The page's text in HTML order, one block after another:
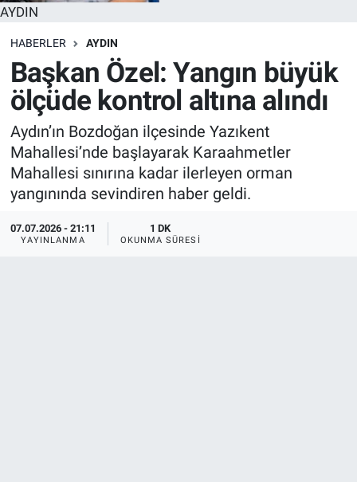
AYDIN
HABERLER AYDIN
Başkan Özel: Yangın büyük
ölçüde kontrol altına alındı
Aydın’ın Bozdoğan ilçesinde Yazıkent
Mahallesi’nde başlayarak Karaahmetler
Mahallesi sınırına kadar ilerleyen orman
yangınında sevindiren haber geldi.
07.07.2026 - 21:11
YAYINLANMA
1 DK
OKUNMA SÜRESI